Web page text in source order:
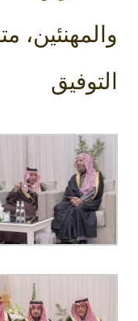
والمهنئين،
التوفيق